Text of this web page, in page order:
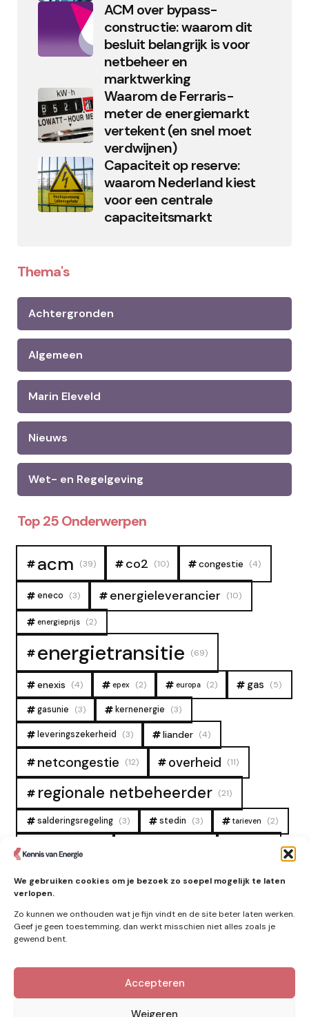
We gebruiken cookies om je bezoek zo soepel mogelijk te laten
verlopen.
Zo kunnen we onthouden wat je fijn vindt en de site beter laten werken.
Geef je geen toestemming, dan werkt misschien niet alles zoals je
gewend bent.
Accepteren
Weigeren
ACM over bypass-
constructie: waarom dit
besluit belangrijk is voor
netbeheer en
marktwerking
Waarom de Ferraris-
meter de energiemarkt
vertekent (en snel moet
verdwijnen)
Capaciteit op reserve:
waarom Nederland kiest
voor een centrale
capaciteitsmarkt
Thema's
Achtergronden
Algemeen
Marin Eleveld
Nieuws
Wet- en Regelgeving
Top 25 Onderwerpen
acm (39) co2 (10) congestie (4)
eneco (3) energieleverancier (10)
energieprijs (2)
energietransitie (69)
enexis (4) epex (2) europa (2) gas (5)
gasunie (3) kernenergie (3)
leveringszekerheid (3) liander (4)
netcongestie (12) overheid (11)
regionale netbeheerder (21)
salderingsregeling (3) stedin (3) tarieven (2)
tennet
zonne-energie (9)
Kennis van Energie in je mailbox?
Abonner op nieuwe artikelen.